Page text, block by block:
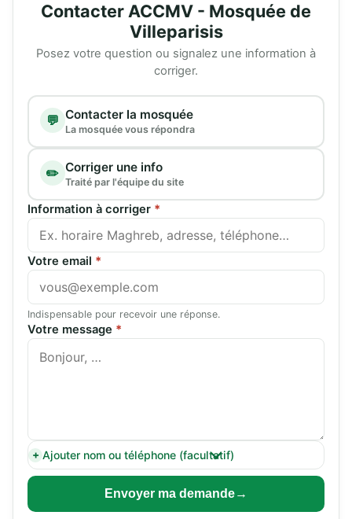
Contacter ACCMV - Mosquée de
Villeparisis
Posez votre question ou signalez une information à
corriger.
Type de demande
💬 Contacter la mosquée
La mosquée vous répondra
✏️ Corriger une info
Traité par l'équipe du site
Information à corriger *
Votre email *
Indispensable pour recevoir une réponse.
Votre message *
Ajouter nom ou téléphone (facultatif)
Envoyer ma demande